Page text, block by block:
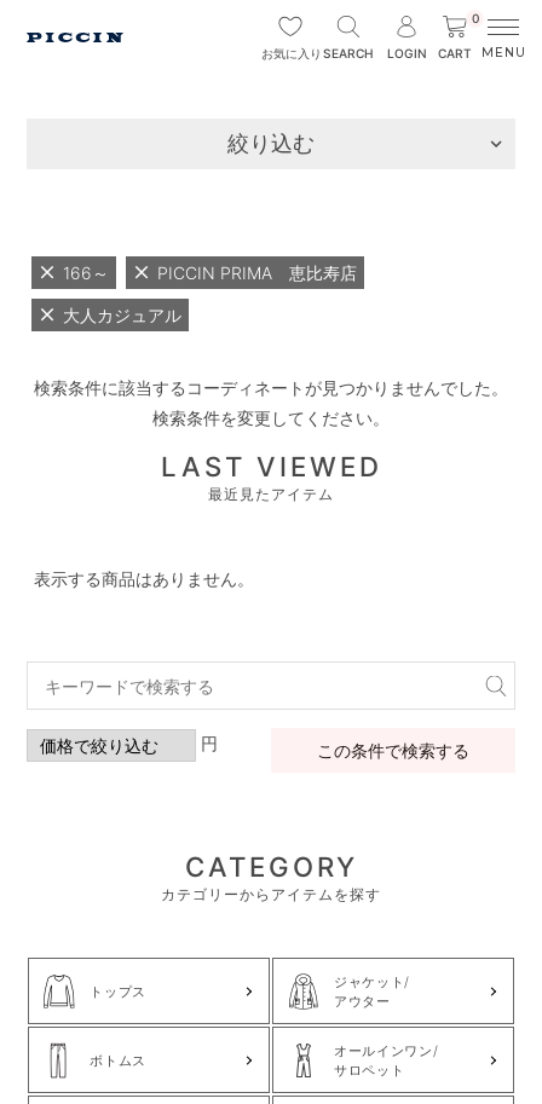
お気に入り SEARCH LOGIN
0
CART
絞り込む
166～ PICCIN PRIMA 恵比寿店
大人カジュアル
検索条件に該当するコーディネートが見つかりませんでした。
検索条件を変更してください。
LAST VIEWED
最近見たアイテム
表示する商品はありません。
円 この条件で検索する
CATEGORY
カテゴリーからアイテムを探す
トップス
ジャケット/
アウター
ボトムス
オールインワン/
サロペット